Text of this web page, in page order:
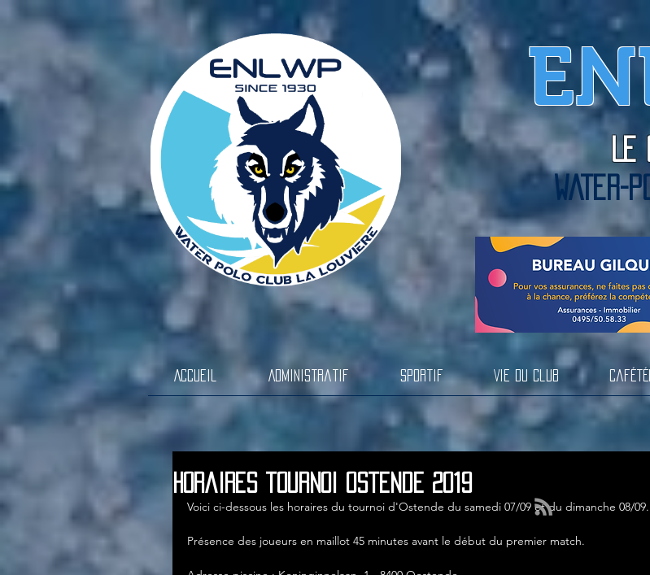
Accueil Administratif Sportif Vie du club
Horaires tournoi Ostende 2019
Voici ci-dessous les horaires du tournoi d'Ostende du samedi 07/09 et du dimanche 08/09.
Présence des joueurs en maillot 45 minutes avant le début du premier match.